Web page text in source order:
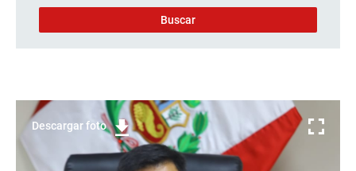
Descargar foto